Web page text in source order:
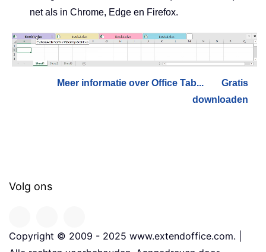
net als in Chrome, Edge en Firefox.
Meer informatie over Office Tab...
Gratis
downloaden
Volg ons
Copyright © 2009 - 2025 www.extendoffice.com. |